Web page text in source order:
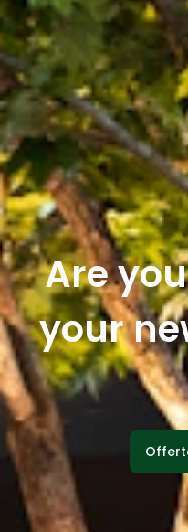
Are
your